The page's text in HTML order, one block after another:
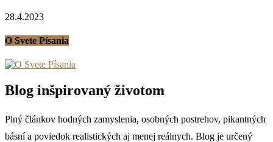
28.4.2023
O Svete Písania
Blog inšpirovaný životom
Plný článkov hodných zamyslenia, osobných postrehov, pikantných
básní a poviedok realistických aj menej reálnych. Blog je určený